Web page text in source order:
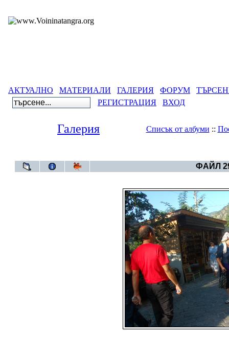
АКТУАЛНО МАТЕРИАЛИ ГАЛЕРИЯ ФОРУМ
РЕГИСТРАЦИЯ
ВХОД
Галерия Списък от албуми ::
ФАЙЛ